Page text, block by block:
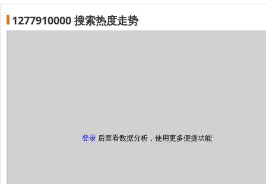
1277910000 搜索热度走势
登录 后查看数据分析，使用更多便捷功能